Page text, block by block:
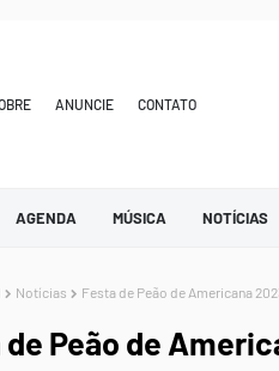
ANUNCIE CONTATO
AGENDA MÚSICA NOTÍCIAS
Notícias Festa de Peão de Americana
de Peão de